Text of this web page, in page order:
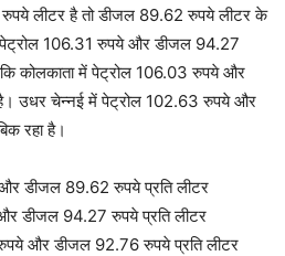
रुपये लीटर है तो डीजल 89.62 रुपये लीटर के
पेट्रोल 106.31 रुपये और डीजल 94.27
कोलकाता में पेट्रोल 106.03 रुपये और
उधर चेन्नई में पेट्रोल 102.63 रुपये और
रहा है।
डीजल 89.62 रुपये प्रति लीटर
डीजल 94.27 रुपये प्रति लीटर
और डीजल 92.76 रुपये प्रति लीटर